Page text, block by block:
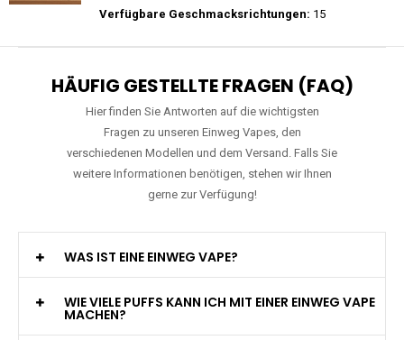
Verfügbare Geschmacksrichtungen: 15
HÄUFIG GESTELLTE FRAGEN (FAQ)
Hier finden Sie Antworten auf die wichtigsten
Fragen zu unseren Einweg Vapes, den
verschiedenen Modellen und dem Versand. Falls Sie
weitere Informationen benötigen, stehen wir Ihnen
gerne zur Verfügung!
WAS IST EINE EINWEG VAPE?
WIE VIELE PUFFS KANN ICH MIT EINER EINWEG VAPE
MACHEN?